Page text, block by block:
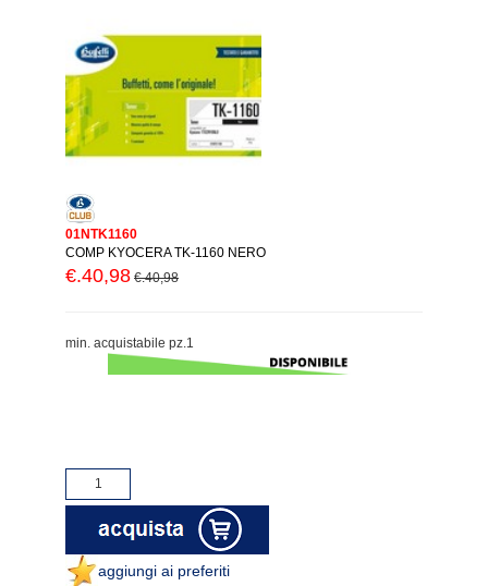
01NTK1160
COMP KYOCERA TK-1160 NERO
€.40,98 €.40,98
min. acquistabile pz.1
aggiungi ai preferiti